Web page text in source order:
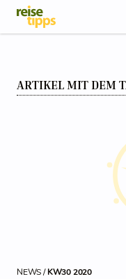
Skip to Content
ARTIKEL MIT DEM
NEWS /KW30 2020